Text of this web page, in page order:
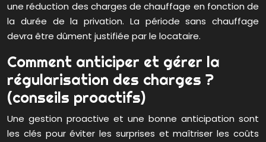
une réduction des charges de chauffage en fonction de
la durée de la privation. La période sans chauffage
devra être dûment justifiée par le locataire.
Comment anticiper et gérer la
régularisation des charges ?
(conseils proactifs)
Une gestion proactive et une bonne anticipation sont
les clés pour éviter les surprises et maîtriser les coûts